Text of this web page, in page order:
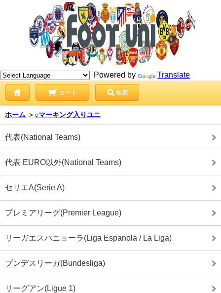
Powered by Translate
カート 検索
ホーム ＞ ○マーキング入りユニ
代表(National Teams)
代表 EURO以外(National Teams)
セリエA(Serie A)
プレミアリーグ(Premier League)
リーガエスパニョーラ(Liga Espanola / La Liga)
ブンデスリーガ(Bundesliga)
リーグアン(Ligue 1)